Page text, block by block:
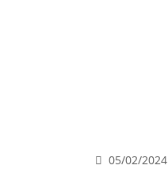
05/02/2024